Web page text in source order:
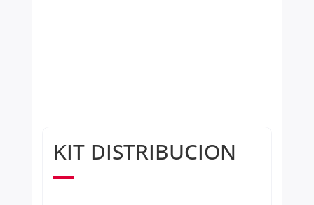
KIT DISTRIBUCION